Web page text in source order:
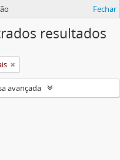
Fechar
resultados
avançada